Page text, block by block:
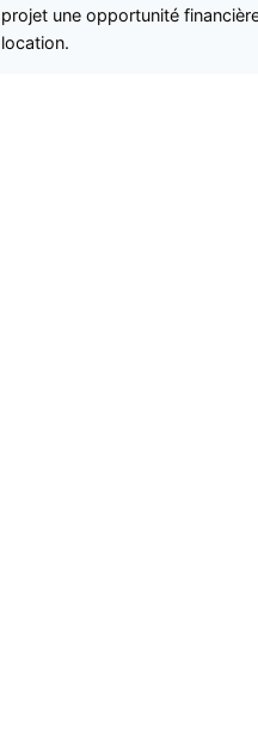
projet une opportunité
location.